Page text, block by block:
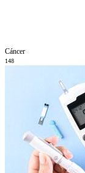
Cáncer
148